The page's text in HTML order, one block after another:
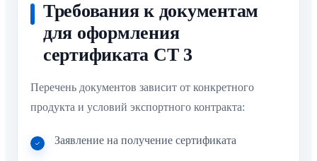
Требования к документам
для оформления
сертификата СТ 3
Перечень документов зависит от конкретного
продукта и условий экспортного контракта:
Заявление на получение сертификата